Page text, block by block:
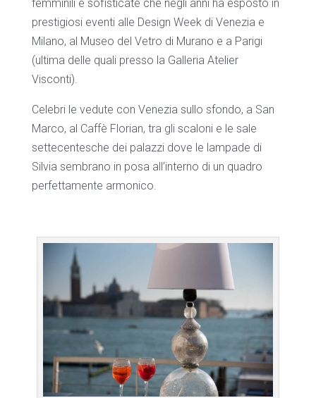
femminili e sofisticate che negli anni ha esposto in
prestigiosi eventi alle Design Week di Venezia e
Milano, al Museo del Vetro di Murano e a Parigi
(ultima delle quali presso la Galleria Atelier
Visconti).
Celebri le vedute con Venezia sullo sfondo, a San
Marco, al Caffè Florian, tra gli scaloni e le sale
settecentesche dei palazzi dove le lampade di
Silvia sembrano in posa all’interno di un quadro
perfettamente armonico.